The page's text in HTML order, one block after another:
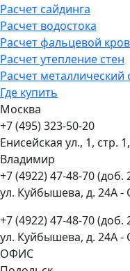
Расчет сайдинга
Расчет водостока
Расчет фальцевой
Расчет утепление стен
Расчет металлический
Где купить
Москва
+7 (495) 323-50-20
Енисейская ул., 1,
Владимир
+7 (4922) 47-48-70 (доб.
ул. Куйбышева, д. 24А
+7 (4922) 47-48-70 (доб.
ул. Куйбышева, д. 24А -
ОФИС